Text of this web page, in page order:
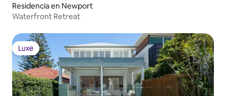
Residencia en Newport
Waterfront Retreat
Luxe
Luxe